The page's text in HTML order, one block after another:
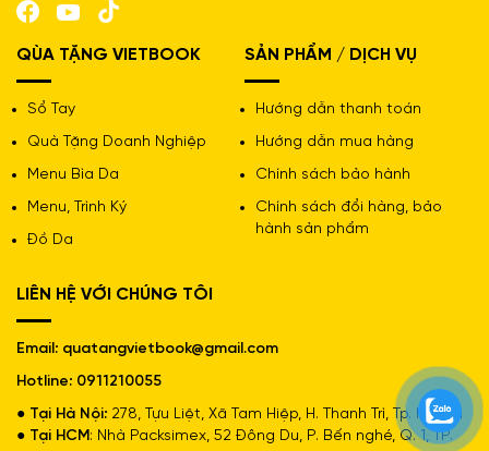
QÙA TẶNG VIETBOOK
Sổ Tay
Quà Tặng Doanh Nghiệp
Menu Bìa Da
Menu, Trình Ký
Đồ Da
SẢN PHẨM / DỊCH VỤ
Hướng dẫn thanh toán
Hướng dẫn mua hàng
Chính sách bảo hành
Chính sách đổi hàng, bảo
hành sản phẩm
LIÊN HỆ VỚI CHÚNG TÔI
Email: quatangvietbook@gmail.com
Hotline: 0911210055
● Tại Hà Nội: 278, Tựu Liệt, Xã Tam Hiệp, H. Thanh Trì, Tp. Hà Nội
● Tại HCM: Nhà Packsimex, 52 Đông Du, P. Bến nghé, Q. 1, TP.